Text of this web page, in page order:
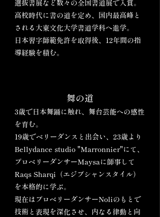
選抜書展など数々の全国書道展で入賞。
高校時代に書の道を定め、国内最高峰と
される大東文化大学書道学科へ進学。
日本習字師範免許を取得後、12年間の指
導経験を積む。
舞の道
3歳で日本舞踊に触れ、舞台芸能への感性
を育む。
19歳でベリーダンスと出会い、23歳より
Bellydance studio "Marronnier"にて、
プロベリーダンサーMaysaに師事して
Raqs Sharqi（エジプシャンスタイル）
を本格的に学ぶ。
現在はプロベリーダンサーNoliのもとで
技術と表現を深化させ、内なる律動と向